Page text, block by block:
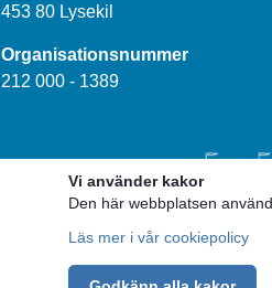
Vi använder kakor
Den här webbplatsen
Läs mer i vår cookiepolicy
453 80 Lysekil
Organisationsnummer
212 000 - 1389